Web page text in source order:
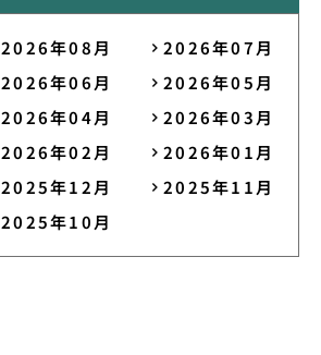
2026年08月
2026年07月
2026年06月
2026年05月
2026年04月
2026年03月
2026年02月
2026年01月
2025年12月
2025年11月
2025年10月